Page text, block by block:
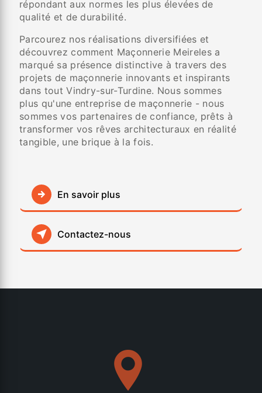
répondant aux normes les plus élevées de
qualité et de durabilité.
Parcourez nos réalisations diversifiées et
découvrez comment Maçonnerie Meireles a
marqué sa présence distinctive à travers des
projets de maçonnerie innovants et inspirants
dans tout Vindry-sur-Turdine. Nous sommes
plus qu'une entreprise de maçonnerie - nous
sommes vos partenaires de confiance, prêts à
transformer vos rêves architecturaux en réalité
tangible, une brique à la fois.
En savoir plus
Contactez-nous